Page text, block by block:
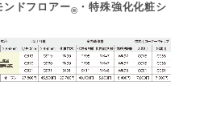
ンドフロアー® ・特殊強化化粧シ